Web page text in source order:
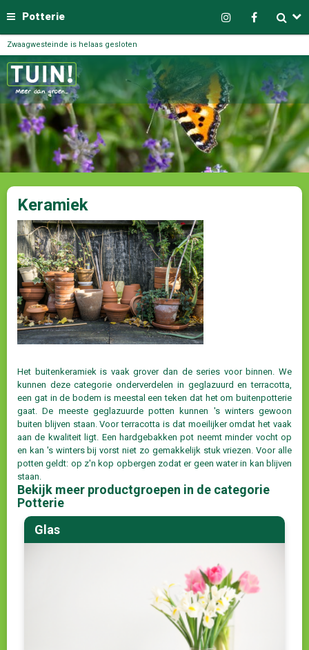
Potterie
Zwaagwesteinde is helaas gesloten
Keramiek
Het buitenkeramiek is vaak grover dan de series voor binnen. We
kunnen deze categorie onderverdelen in geglazuurd en terracotta,
een gat in de bodem is meestal een teken dat het om buitenpotterie
gaat. De meeste geglazuurde potten kunnen 's winters gewoon
buiten blijven staan. Voor terracotta is dat moeilijker omdat het vaak
aan de kwaliteit ligt. Een hardgebakken pot neemt minder vocht op
en kan 's winters bij vorst niet zo gemakkelijk stuk vriezen. Voor alle
potten geldt: op z'n kop opbergen zodat er geen water in kan blijven
staan.
Bekijk meer productgroepen in de categorie
Potterie
Glas